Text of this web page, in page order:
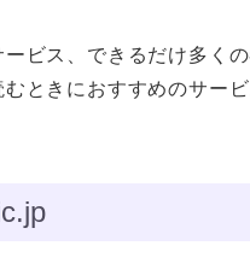
ビス、できるだけ多く
ときにおすすめのサービ